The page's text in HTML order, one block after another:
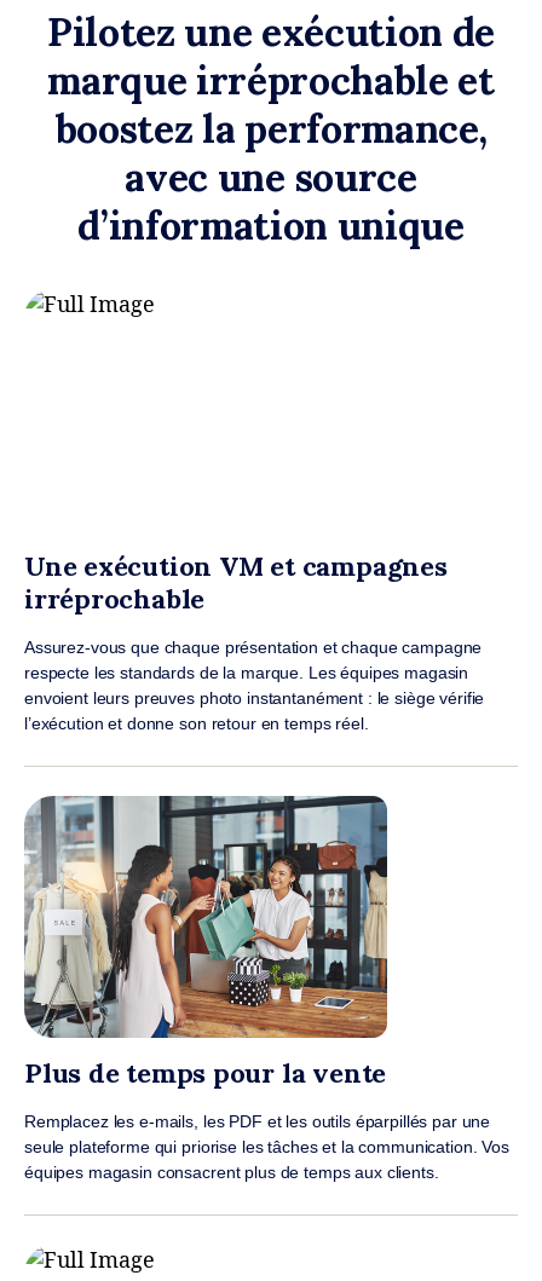
Pilotez une exécution de
marque irréprochable et
boostez la performance,
avec une source
d’information unique
Une exécution VM et campagnes
irréprochable
Assurez-vous que chaque présentation et chaque campagne
respecte les standards de la marque. Les équipes magasin
envoient leurs preuves photo instantanément : le siège vérifie
l’exécution et donne son retour en temps réel.
Plus de temps pour la vente
Remplacez les e-mails, les PDF et les outils éparpillés par une
seule plateforme qui priorise les tâches et la communication. Vos
équipes magasin consacrent plus de temps aux clients.